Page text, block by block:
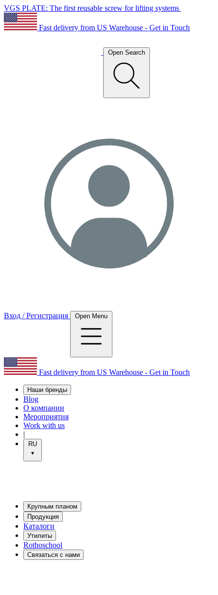
VGS PLATE: The first reusable screw for lifting systems
Fast delivery from US Warehouse - Get in Touch
Open Search
Вход / Регистрация Open Menu
Fast delivery from US Warehouse - Get in Touch
Наши бренды
Blog
О компании
Мероприятия
Work with us
|
RU
Крупным планом
Продукция
Каталоги
Утилиты
Rothoschool
Связаться с нами